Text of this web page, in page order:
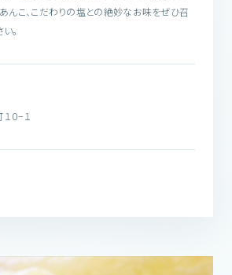
あんこ、こだわりの塩との絶妙なお味をぜひ召
。
０−１